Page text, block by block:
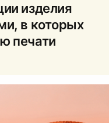
изделия
в которых
печати